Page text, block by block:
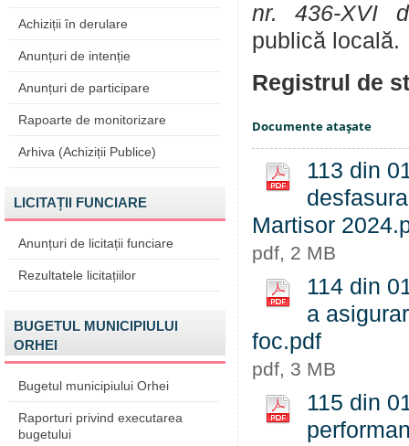
Achiziții în derulare
Anunțuri de intenție
Anunțuri de participare
Rapoarte de monitorizare
Arhiva (Achiziții Publice)
LICITAȚII FUNCIARE
Anunțuri de licitații funciare
Rezultatele licitațiilor
BUGETUL MUNICIPIULUI
ORHEI
Bugetul municipiului Orhei
Raporturi privind executarea
bugetului
nr. 436-XVI
publică locală.
Registrul de
Documente ataşate
113 din
Martisor
pdf, 2 MB
114 din
a
foc.pdf
pdf, 3 MB
115 din